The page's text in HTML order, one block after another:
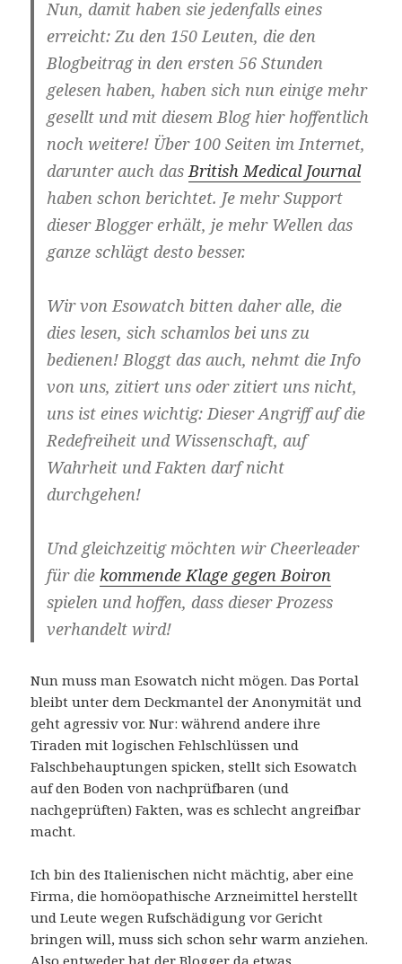
Nun, damit haben sie jedenfalls eines
erreicht: Zu den 150 Leuten, die den
Blogbeitrag in den ersten 56 Stunden
gelesen haben, haben sich nun einige mehr
gesellt und mit diesem Blog hier hoffentlich
noch weitere! Über 100 Seiten im Internet,
darunter auch dasBritish Medical Journal
haben schon berichtet. Je mehr Support
dieser Blogger erhält, je mehr Wellen das
ganze schlägt desto besser.
Wir von Esowatch bitten daher alle, die
dies lesen, sich schamlos bei uns zu
bedienen! Bloggt das auch, nehmt die Info
von uns, zitiert uns oder zitiert uns nicht,
uns ist eines wichtig: Dieser Angriff auf die
Redefreiheit und Wissenschaft, auf
Wahrheit und Fakten darf nicht
durchgehen!
Und gleichzeitig möchten wir Cheerleader
für die kommende Klage gegen Boiron
spielen und hoffen, dass dieser Prozess
verhandelt wird!
Nun muss man Esowatch nicht mögen. Das Portal
bleibt unter dem Deckmantel der Anonymität und
geht agressiv vor. Nur: während andere ihre
Tiraden mit logischen Fehlschlüssen und
Falschbehauptungen spicken, stellt sich Esowatch
auf den Boden von nachprüfbaren (und
nachgeprüften) Fakten, was es schlecht angreifbar
macht.
Ich bin des Italienischen nicht mächtig, aber eine
Firma, die homöopathische Arzneimittel herstellt
und Leute wegen Rufschädigung vor Gericht
bringen will, muss sich schon sehr warm anziehen.
Also entweder hat der Blogger da etwas